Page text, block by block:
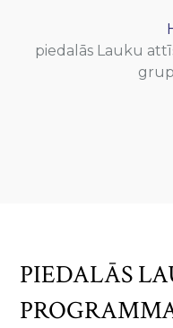
piedalās Lauku
PIEDALĀS